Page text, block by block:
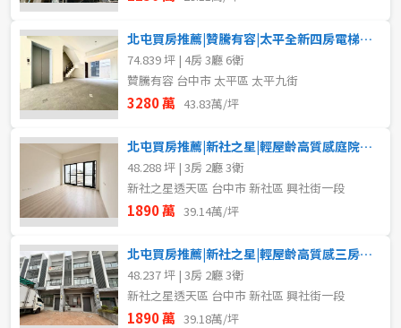
北屯買房推薦|贊騰有容|太平全新四房電梯別墅
74.839 坪 | 4房 3廳 6衛
贊騰有容 台中市 太平區 太平九街
3280 萬 43.83萬/坪
北屯買房推薦|新社之星|輕屋齡高質感庭院三房透天
48.288 坪 | 3房 2廳 3衛
新社之星透天區 台中市 新社區 興社街一段
1890 萬 39.14萬/坪
北屯買房推薦|新社之星|輕屋齡高質感三房美透天
48.237 坪 | 3房 2廳 3衛
新社之星透天區 台中市 新社區 興社街一段
1890 萬 39.18萬/坪